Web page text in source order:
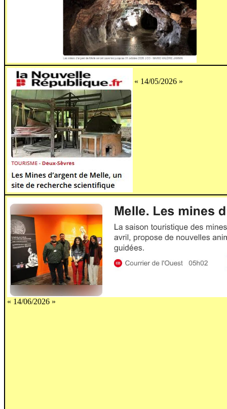
« 14/05/2026 »
« 14/06/2026 »